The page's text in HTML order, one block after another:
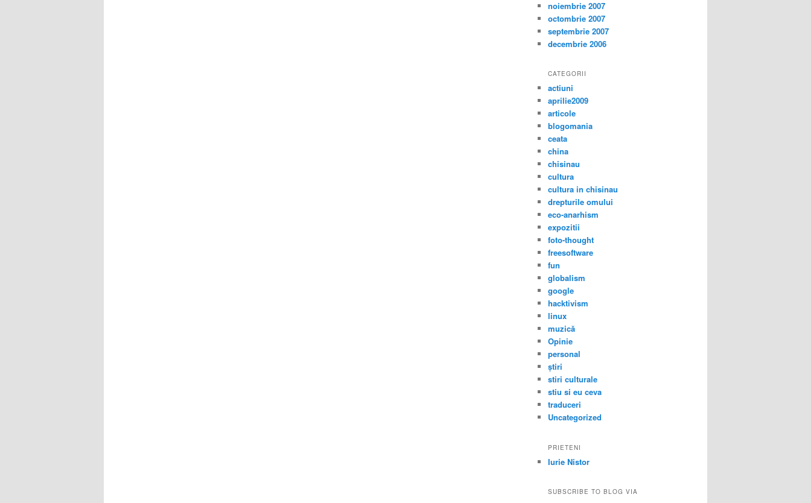
noiembrie 2007
octombrie 2007
septembrie 2007
decembrie 2006
CATEGORII
actiuni
aprilie2009
articole
blogomania
ceata
china
chisinau
cultura
cultura in chisinau
drepturile omului
eco-anarhism
expozitii
foto-thought
freesoftware
fun
globalism
google
hacktivism
linux
muzică
Opinie
personal
știri
stiri culturale
stiu si eu ceva
traduceri
Uncategorized
PRIETENI
Iurie Nistor
SUBSCRIBE TO BLOG VIA